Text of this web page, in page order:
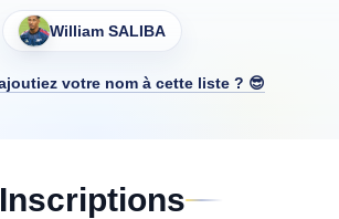
William SALIBA
votre nom à cette liste ? 😎